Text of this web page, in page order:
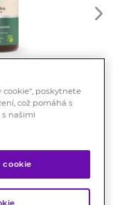
Plus 60
poskytnete
což pomáhá s
našimi
cookie